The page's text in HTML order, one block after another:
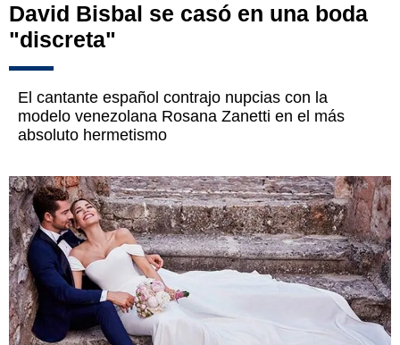
David Bisbal se casó en una boda
"discreta"
El cantante español contrajo nupcias con la
modelo venezolana Rosana Zanetti en el más
absoluto hermetismo